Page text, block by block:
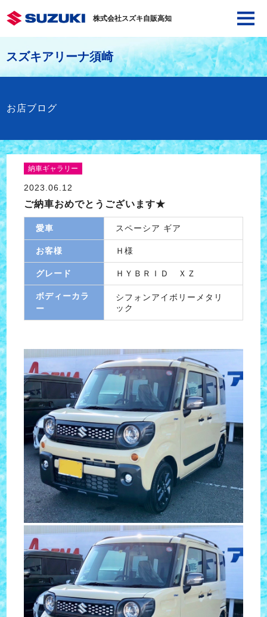
株式会社スズキ自販高知
スズキアリーナ須崎
お店ブログ
納車ギャラリー
2023.06.12
ご納車おめでとうございます★
愛車 スペーシア ギア
お客様 Ｈ様
グレード ＨＹＢＲＩＤ ＸＺ
ボディーカラ
ー
シフォンアイボリーメタリ
ック